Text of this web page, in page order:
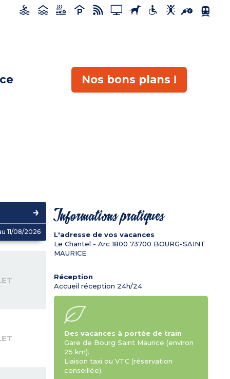
Nos bons plans !
11/08/2026
Informations pratiques
L'adresse de vos vacances
Le Chantel - Arc 1800 73700 BOURG-SAINT
MAURICE
Réception
Accueil réception 24h/24
Des vacances à portée de train
Gare de Bourg Saint Maurice (environ
25 km).
Liaison taxi ou VTC (réservation
conseillée).